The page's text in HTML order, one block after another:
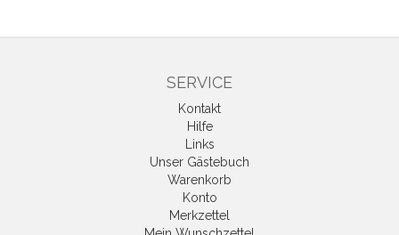
SERVICE
Kontakt
Hilfe
Links
Unser Gästebuch
Warenkorb
Konto
Merkzettel